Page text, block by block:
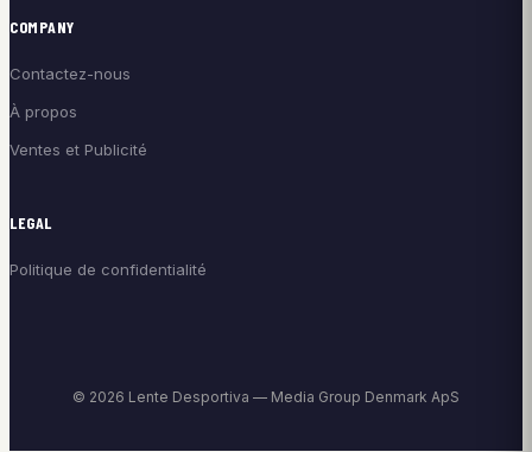
COMPANY
Contactez-nous
À propos
Ventes et Publicité
LEGAL
Politique de confidentialité
© 2026 Lente Desportiva — Media Group Denmark ApS